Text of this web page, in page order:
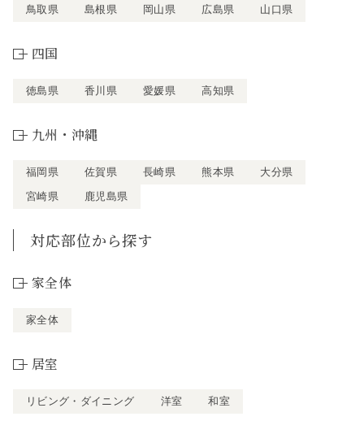
鳥取県 島根県 岡山県 広島県 山口県
四国
徳島県 香川県 愛媛県 高知県
九州・沖縄
福岡県 佐賀県 長崎県 熊本県
大分県
宮崎県
鹿児島県
対応部位から探す
家全体
家全体
居室
リビング・ダイニング 洋室 和室